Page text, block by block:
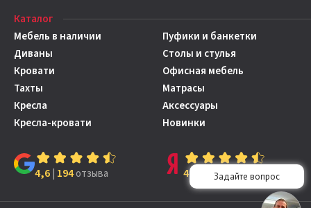
Каталог
Мебель в наличии
Диваны
Кровати
Тахты
Кресла
Кресла-кровати
Пуфики и банкетки
Столы и стулья
Офисная мебель
Матрасы
Аксессуары
Новинки
4,6| 194отзыва 4,7 149отзывов